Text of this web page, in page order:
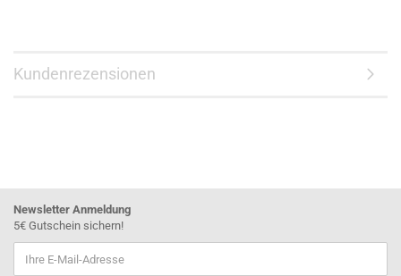
Kundenrezensionen
Newsletter Anmeldung
5€ Gutschein sichern!